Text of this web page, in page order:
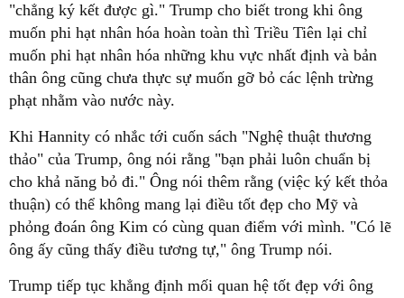
"chẳng ký kết được gì." Trump cho biết trong khi ông
muốn phi hạt nhân hóa hoàn toàn thì Triều Tiên lại chỉ
muốn phi hạt nhân hóa những khu vực nhất định và bản
thân ông cũng chưa thực sự muốn gỡ bỏ các lệnh trừng
phạt nhằm vào nước này.
Khi Hannity có nhắc tới cuốn sách "Nghệ thuật thương
thảo" của Trump, ông nói rằng "bạn phải luôn chuẩn bị
cho khả năng bỏ đi." Ông nói thêm rằng (việc ký kết thỏa
thuận) có thể không mang lại điều tốt đẹp cho Mỹ và
phỏng đoán ông Kim có cùng quan điểm với mình. "Có lẽ
ông ấy cũng thấy điều tương tự," ông Trump nói.
Trump tiếp tục khẳng định mối quan hệ tốt đẹp với ông